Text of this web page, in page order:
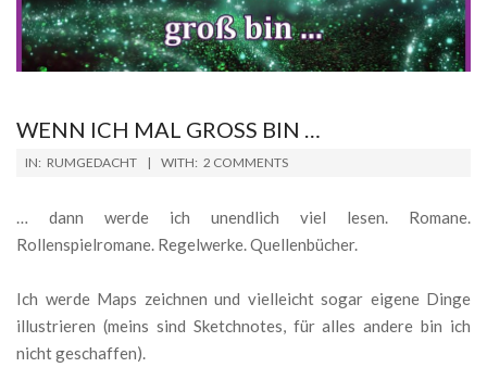
WENN ICH MAL GROSS BIN …
2026-
IN: RUMGEDACHT WITH: 2 COMMENTS
… dann werde ich unendlich viel lesen. Romane.
Rollenspielromane. Regelwerke. Quellenbücher.
Ich werde Maps zeichnen und vielleicht sogar eigene Dinge
illustrieren (meins sind Sketchnotes, für alles andere bin ich
nicht geschaffen).